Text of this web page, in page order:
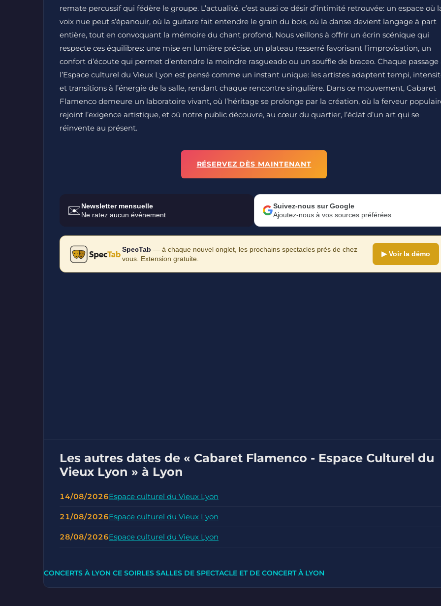
remate percussif qui fédère le groupe. L’actualité, c’est aussi ce désir d’intimité retrouvée: un espace où
voix nue peut s’épanouir, où la guitare fait entendre le grain du bois, où la danse devient langage à part
entière, tout en convoquant la mémoire du chant profond. Nous veillons à offrir un écrin scénique qui
respecte ces équilibres: une mise en lumière précise, un plateau resserré favorisant l’improvisation, un
confort d’écoute qui permet d’entendre la moindre rasgueado ou un souffle de braceo. Chaque passage
l’Espace culturel du Vieux Lyon est pensé comme un instant unique: les artistes adaptent tempi,
et transitions à l’énergie de la salle, rendant chaque rencontre singulière. Dans ce mouvement, Cabaret
Flamenco demeure un laboratoire vivant, où l’héritage se prolonge par la création, où la ferveur
rejoint l’exigence artistique, et où notre public découvre, au cœur du quartier, l’éclat d’un art qui se
réinvente au présent.
RÉSERVEZ DÈS MAINTENANT
✉️Newsletter mensuelle
Ne ratez aucun événement
Suivez-nous sur Google
Ajoutez-nous à vos sources préférées
SpecTab — à chaque nouvel onglet, les prochains spectacles près de chez
vous. Extension gratuite.
▶ Voir la démo
Les autres dates de « Cabaret Flamenco - Espace Culturel du
Vieux Lyon » à Lyon
14/08/2026Espace culturel du Vieux Lyon
21/08/2026Espace culturel du Vieux Lyon
28/08/2026Espace culturel du Vieux Lyon
CONCERTS À LYON CE SOIRLES SALLES DE SPECTACLE ET DE CONCERT À LYON